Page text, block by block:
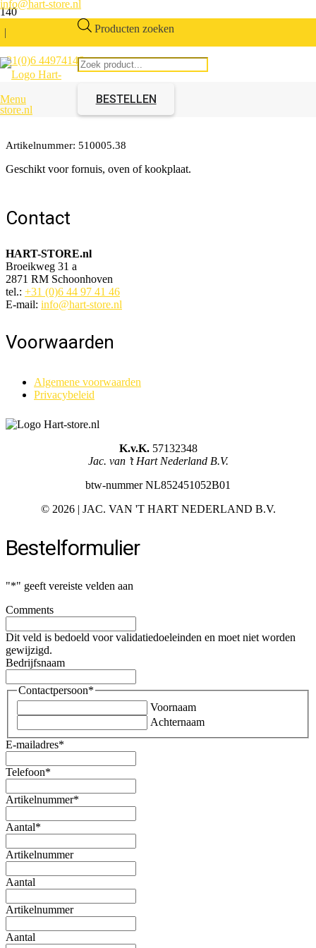
info@hart-store.nl
|
+31(0)6 44974146
Producten zoeken
BESTELLEN
Menu
Bedieningsknop universeel
Zilver
Artikelnummer: 510005.38
Geschikt voor fornuis, oven of kookplaat.
Contact
HART-STORE.nl
Broeikweg 31 a
2871 RM Schoonhoven
tel.: +31 (0)6 44 97 41 46
E-mail: info@hart-store.nl
Voorwaarden
Algemene voorwaarden
Privacybeleid
K.v.K.57132348
Jac. van ’t Hart Nederland B.V.
btw-nummer NL852451052B01
© 2026 | JAC. VAN 'T HART NEDERLAND B.V.
Bestelformulier
"*" geeft vereiste velden aan
Comments
Dit veld is bedoeld voor validatiedoeleinden en moet niet worden
gewijzigd.
Bedrijfsnaam
Contactpersoon*
Voornaam
Achternaam
E-mailadres*
Telefoon*
Artikelnummer*
Aantal*
Artikelnummer
Aantal
Artikelnummer
Aantal